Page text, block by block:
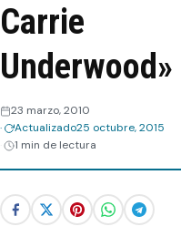
Carrie
Underwood»
23 marzo, 2010
Actualizado25 octubre, 2015
1 min de lectura